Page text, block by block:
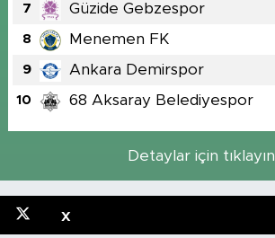
7 Güzide Gebzespor
8 Menemen FK
9 Ankara Demirspor
10 68 Aksaray Belediyespor
Detaylar için tıklayın
X